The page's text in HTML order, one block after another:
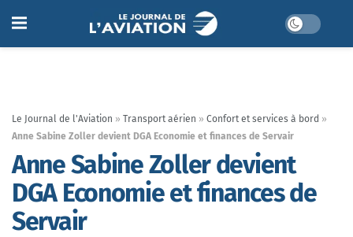
Le Journal de l'Aviation » Transport aérien » Confort et services à bord »
Anne Sabine Zoller devient DGA Economie et finances de Servair
Anne Sabine Zoller devient
DGA Economie et finances de
Servair